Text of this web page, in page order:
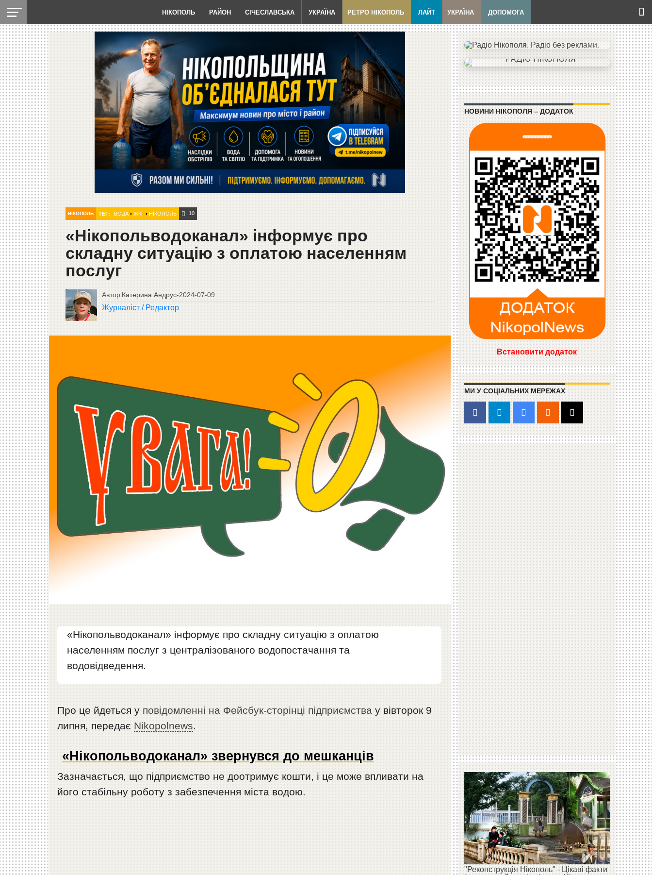
НІКОПОЛЬ РАЙОН СІЧЕСЛАВСЬКА УКРАЇНА РЕТРО НІКОПОЛЬ ЛАЙТ УКРАЇНА ДОПОМОГА
НІКОПОЛЬ ТЕГ: ВОДА• ЖКГ• НІКОПОЛЬ 10
«Нікопольводоканал» інформує про
складну ситуацію з оплатою населенням
послуг
Автор Катерина Андрус-2024-07-09
Журналіст / Редактор
«Нікопольводоканал» інформує про складну ситуацію з оплатою
населенням послуг з централізованого водопостачання та
водовідведення.
Про це йдеться у повідомленні на Фейсбук-сторінці підприємствау вівторок 9
липня, передає Nikopolnews.
«Нікопольводоканал» звернувся до мешканців
Зазначається, що підприємство не доотримує кошти, і це може впливати на
його стабільну роботу з забезпечення міста водою.
НОВИНИ НІКОПОЛЯ – ДОДАТОК
Встановити додаток
МИ У СОЦІАЛЬНИХ МЕРЕЖАХ
"Реконструкція Нікополь" - Цікаві факти